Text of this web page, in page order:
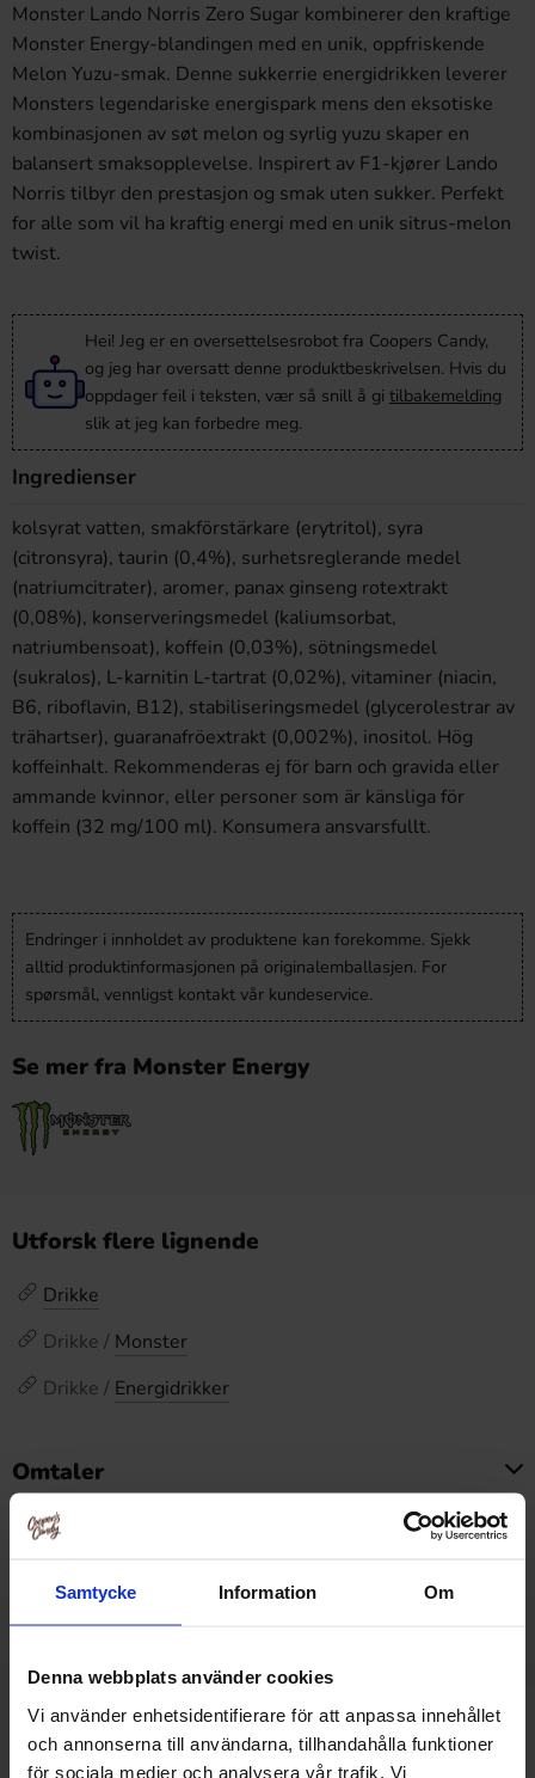
Samtycke Information Om
Denna webbplats använder cookies
Vi använder enhetsidentifierare för att anpassa innehållet
och annonserna till användarna, tillhandahålla funktioner
för sociala medier och analysera vår trafik. Vi
Monster Lando Norris Zero Sugar kombinerer den kraftige
Monster Energy-blandingen med en unik, oppfriskende
Melon Yuzu-smak. Denne sukkerrie energidrikken leverer
Monsters legendariske energispark mens den eksotiske
kombinasjonen av søt melon og syrlig yuzu skaper en
balansert smaksopplevelse. Inspirert av F1-kjører Lando
Norris tilbyr den prestasjon og smak uten sukker. Perfekt
for alle som vil ha kraftig energi med en unik sitrus-melon
twist.
Hei! Jeg er en oversettelsesrobot fra Coopers Candy,
og jeg har oversatt denne produktbeskrivelsen. Hvis du
oppdager feil i teksten, vær så snill å gi tilbakemelding
slik at jeg kan forbedre meg.
Ingredienser
kolsyrat vatten, smakförstärkare (erytritol), syra
(citronsyra), taurin (0,4%), surhetsreglerande medel
(natriumcitrater), aromer, panax ginseng rotextrakt
(0,08%), konserveringsmedel (kaliumsorbat,
natriumbensoat), koffein (0,03%), sötningsmedel
(sukralos), L-karnitin L-tartrat (0,02%), vitaminer (niacin,
B6, riboflavin, B12), stabiliseringsmedel (glycerolestrar av
trähartser), guaranafröextrakt (0,002%), inositol. Hög
koffeinhalt. Rekommenderas ej för barn och gravida eller
ammande kvinnor, eller personer som är känsliga för
koffein (32 mg/100 ml). Konsumera ansvarsfullt.
Endringer i innholdet av produktene kan forekomme. Sjekk
alltid produktinformasjonen på originalemballasjen. For
spørsmål, vennligst kontakt vår kundeservice.
Se mer fra Monster Energy
Utforsk flere lignende
Drikke
Drikke / Monster
Drikke / Energidrikker
Omtaler
Dette produktet har ingen anmeldelser
Prishistorikk
Laveste pris de siste 30 dagene er 749.90 kr (2026-08-
09)
Relaterte produkter